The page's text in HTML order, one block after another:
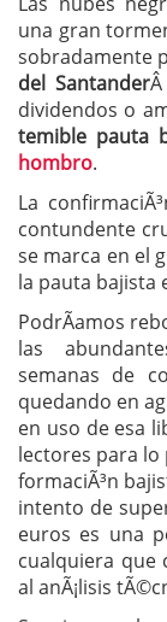
una gran
sobradamente
del Santander
dividendos o
temible pauta
hombro.
La
contundente
se marca en el
la pauta bajista
PodrÃ­amos
las
semanas de
quedando en
en uso de esa
lectores para lo
formaciÃ³n
intento de
euros es una
cualquiera que
al anÃ¡lisis